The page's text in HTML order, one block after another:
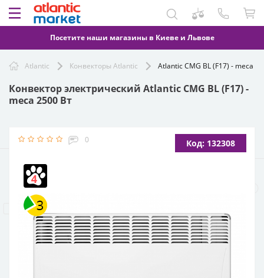
Посетите наши магазины в Киеве и Львове
Atlantic Конвекторы Atlantic Atlantic CMG BL (F17) - meca
Конвектор электрический Atlantic CMG BL (F17) -
meca 2500 Вт
0 Код: 132308